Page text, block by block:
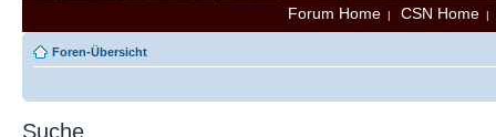
Forum Home | CSN Home
Foren-Übersicht
Suche